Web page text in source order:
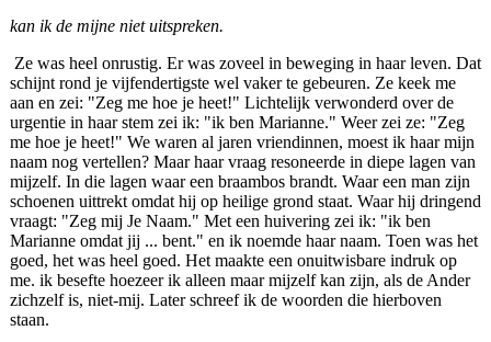
kan ik de mijne niet uitspreken.
Ze was heel onrustig. Er was zoveel in beweging in haar leven. Dat
schijnt rond je vijfen­dertigste wel vaker te gebeuren. Ze keek me
aan en zei: "Zeg me hoe je heet!" Lichtelijk verwonderd over de
urgentie in haar stem zei ik: "ik ben Marianne." Weer zei ze: "Zeg
me hoe je heet!" We waren al jaren vriendinnen, moest ik haar mijn
naam nog vertellen? Maar haar vraag resoneerde in diepe lagen van
mijzelf. In die lagen waar een braambos brandt. Waar een man zijn
schoenen uittrekt omdat hij op heilige grond staat. Waar hij dringend
vraagt: "Zeg mij Je Naam." Met een huivering zei ik: "ik ben
Marianne omdat jij ... bent." en ik noemde haar naam. Toen was het
goed, het was heel goed. Het maakte een onuitwisbare indruk op
me. ik besefte hoezeer ik alleen maar mijzelf kan zijn, als de Ander
zichzelf is, niet‑mij. Later schreef ik de woorden die hierboven
staan.